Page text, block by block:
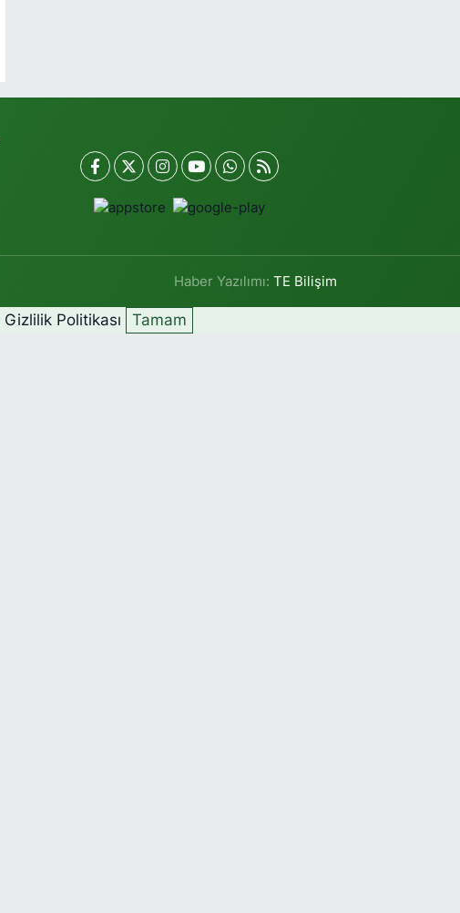
Haber Yazılımı:TE Bilişim
Gizlilik Politikası Tamam